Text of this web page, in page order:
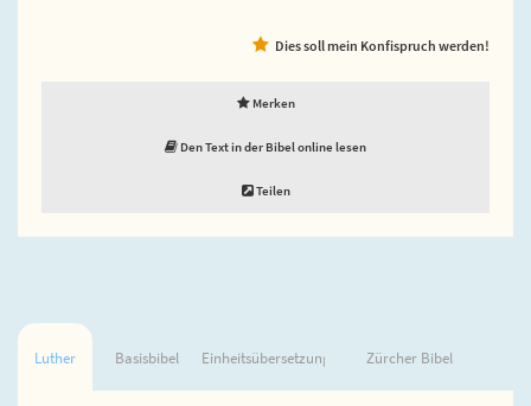
Dies soll mein Konfispruch werden!
Merken
Den Text in der Bibel online lesen
Teilen
Luther Basisbibel Einheitsübersetzung Zürcher Bibel